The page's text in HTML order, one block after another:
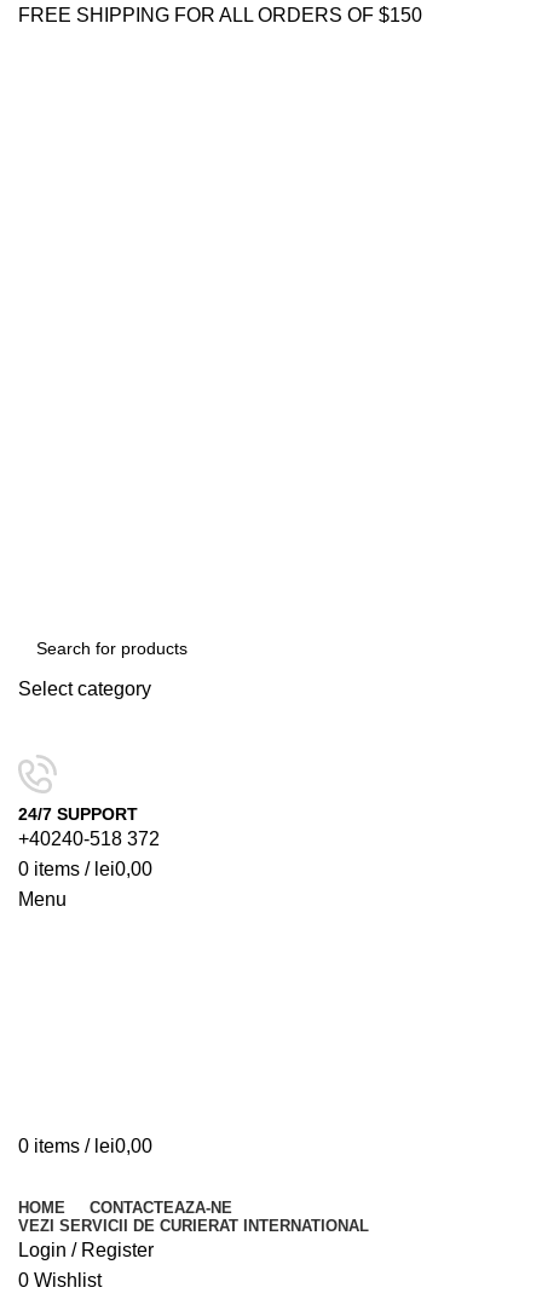
FREE SHIPPING FOR ALL ORDERS OF $150
Select category
24/7 SUPPORT
+40240-518 372
0 items / lei0,00
Menu
0 items / lei0,00
HOME
CONTACTEAZA-NE
VEZI SERVICII DE CURIERAT INTERNATIONAL
Login / Register
0 Wishlist